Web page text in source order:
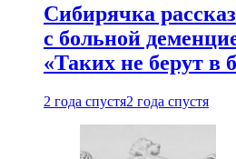
Сибирячка
с больной
«Таких не берут в
2 года спустя2 года спустя